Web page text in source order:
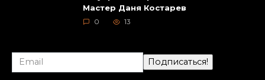
Мастер Даня Костарев
0 13